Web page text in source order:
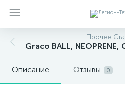
Прочее
Graco BALL, NEOPRENE,
Описание Отзывы 0